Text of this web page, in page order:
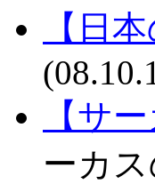
【日
【サ
ーカ